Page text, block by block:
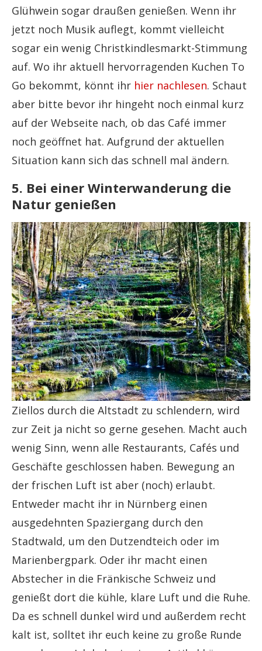
Glühwein sogar draußen genießen. Wenn ihr
jetzt noch Musik auflegt, kommt vielleicht
sogar ein wenig Christkindlesmarkt-Stimmung
auf. Wo ihr aktuell hervorragenden Kuchen To
Go bekommt, könnt ihr hier nachlesen. Schaut
aber bitte bevor ihr hingeht noch einmal kurz
auf der Webseite nach, ob das Café immer
noch geöffnet hat. Aufgrund der aktuellen
Situation kann sich das schnell mal ändern.
5. Bei einer Winterwanderung die
Natur genießen
Ziellos durch die Altstadt zu schlendern, wird
zur Zeit ja nicht so gerne gesehen. Macht auch
wenig Sinn, wenn alle Restaurants, Cafés und
Geschäfte geschlossen haben. Bewegung an
der frischen Luft ist aber (noch) erlaubt.
Entweder macht ihr in Nürnberg einen
ausgedehnten Spaziergang durch den
Stadtwald, um den Dutzendteich oder im
Marienbergpark. Oder ihr macht einen
Abstecher in die Fränkische Schweiz und
genießt dort die kühle, klare Luft und die Ruhe.
Da es schnell dunkel wird und außerdem recht
kalt ist, solltet ihr euch keine zu große Runde